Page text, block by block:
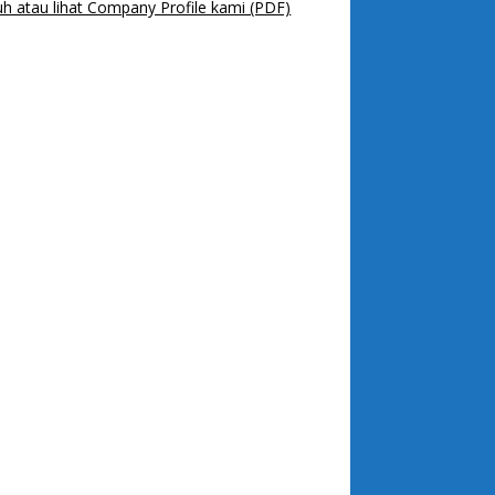
atau lihat Company Profile kami (PDF)